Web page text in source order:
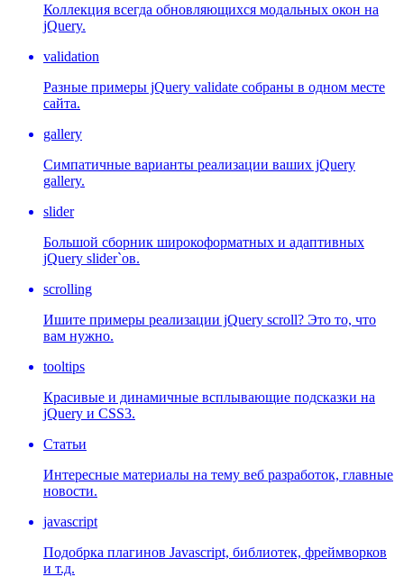
Коллекция всегда обновляющихся модальных окон на
jQuery.
validation
Разные примеры jQuery validate собраны в одном месте
сайта.
gallery
Симпатичные варианты реализации ваших jQuery
gallery.
slider
Большой сборник широкоформатных и адаптивных
jQuery slider`ов.
scrolling
Ишите примеры реализации jQuery scroll? Это то, что
вам нужно.
tooltips
Красивые и динамичные всплывающие подсказки на
jQuery и CSS3.
Статьи
Интересные материалы на тему веб разработок, главные
новости.
javascript
Подобрка плагинов Javascript, библиотек, фреймворков
и т.д.